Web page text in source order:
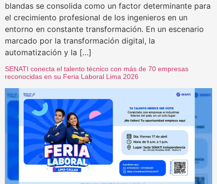
blandas se consolida como un factor determinante para
el crecimiento profesional de los ingenieros en un
entorno en constante transformación. En un escenario
marcado por la transformación digital, la
automatización y la […]
SENATI conecta el talento técnico con más de 70 empresas
reconocidas en su Feria Laboral Lima 2026